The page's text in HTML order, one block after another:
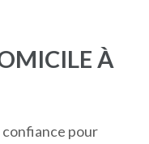
À
confiance pour